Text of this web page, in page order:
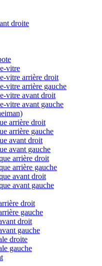
droite
vitre
vitre arrière droit
vitre arrière gauche
vitre avant droit
vitre avant gauche
arrière droit
arrière gauche
avant droit
avant gauche
arrière droit
arrière gauche
avant droit
avant gauche
droit
gauche
droit
gauche
droite
gauche